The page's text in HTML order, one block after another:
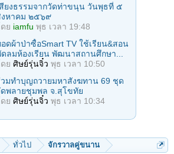
สียงธรรมจากวัดท่าขนุน วันพุธที่ ๕
งหาคม ๒๕๖๙
ย iamfu พุธ เวลา 19:48
ดผ้าป่าซื้อSmart TV ใช้เรียน&สอน
ลมห้องเรียน พัฒนาสถานศึกษา...
ย ศิษย์รุ่นจิ๋ว พุธ เวลา 10:50
มทําบุญถวายมหาสังฆทาน 69 ชุด
ดพลายชุมพล จ.สุโขทัย
ย ศิษย์รุ่นจิ๋ว พุธ เวลา 10:34
ทั่วไป จักรวาลคู่ขนาน